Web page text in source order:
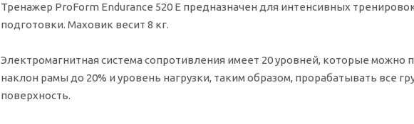
Тренажер ProForm Endurance 520 E предназначен для интенсивных
подготовки. Маховик весит 8 кг.
Электромагнитная система сопротивления имеет 20 уровней, которые
наклон рамы до 20% и уровень нагрузки, таким образом, прорабатывать
поверхность.